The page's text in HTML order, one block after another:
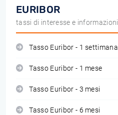
EURIBOR
tassi di interesse e informazioni
Tasso Euribor - 1 settimana
Tasso Euribor - 1 mese
Tasso Euribor - 3 mesi
Tasso Euribor - 6 mesi